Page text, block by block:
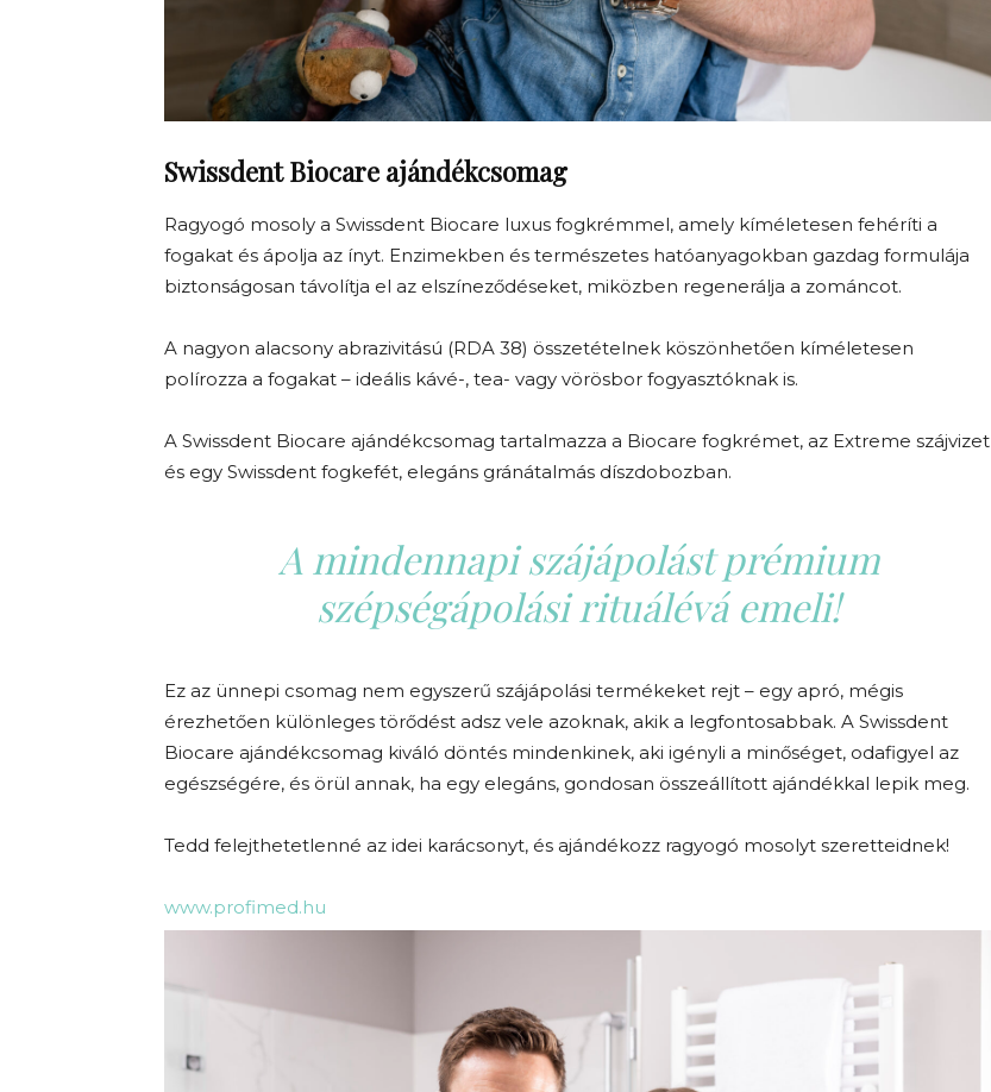
Swissdent Biocare ajándékcsomag
Ragyogó mosoly a Swissdent Biocare luxus fogkrémmel, amely kíméletesen fehéríti a
fogakat és ápolja az ínyt. Enzimekben és természetes hatóanyagokban gazdag formulája
biztonságosan távolítja el az elszíneződéseket, miközben regenerálja a zománcot.
A nagyon alacsony abrazivitású (RDA 38) összetételnek köszönhetően kíméletesen
polírozza a fogakat – ideális kávé-, tea- vagy vörösbor fogyasztóknak is.
A Swissdent Biocare ajándékcsomag tartalmazza a Biocare fogkrémet, az Extreme szájvizet
és egy Swissdent fogkefét, elegáns gránátalmás díszdobozban.
A mindennapi szájápolást prémium
szépségápolási rituálévá emeli!
Ez az ünnepi csomag nem egyszerű szájápolási termékeket rejt – egy apró, mégis
érezhetően különleges törődést adsz vele azoknak, akik a legfontosabbak. A Swissdent
Biocare ajándékcsomag kiváló döntés mindenkinek, aki igényli a minőséget, odafigyel az
egészségére, és örül annak, ha egy elegáns, gondosan összeállított ajándékkal lepik meg.
Tedd felejthetetlenné az idei karácsonyt, és ajándékozz ragyogó mosolyt szeretteidnek!
www.profimed.hu